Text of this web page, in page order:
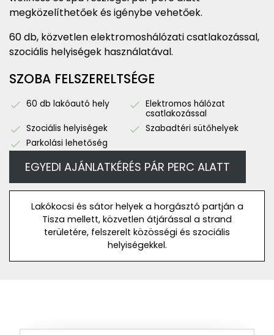
megközelíthetőek és igénybe vehetőek.
60 db, közvetlen elektromoshálózati csatlakozással,
szociális helyiségek használatával.
SZOBA FELSZERELTSÉGE
60 db lakóautó hely
Elektromos hálózat
csatlakozással
Szociális helyiségek
Szabadtéri sütőhelyek
Parkolási lehetőség
EGYEDI AJÁNLATKÉRÉS PÁR PERC ALATT
Lakókocsi és sátor helyek a horgásztó partján a
Tisza mellett, közvetlen átjárással a strand
területére, felszerelt közösségi és szociális
helyiségekkel.